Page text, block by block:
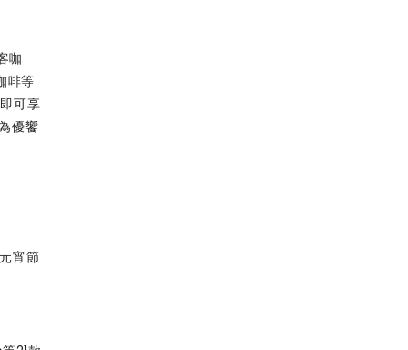
咖
啡等
可享
優饗
宵節